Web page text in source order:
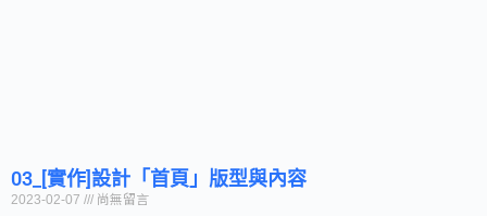
03_[實作]設計「首頁」版型與內容
2023-02-07 尚無留言